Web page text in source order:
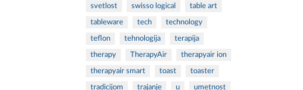
svetlost swisso logical table art
tableware tech technology
teflon tehnologija terapija
therapy TherapyAir therapyair ion
therapyair smart toast toaster
tradicijom trajanje u umetnost